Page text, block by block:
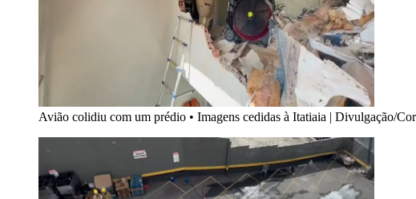
Avião colidiu com um prédio • Imagens cedidas à Itatiaia | Divulgação/